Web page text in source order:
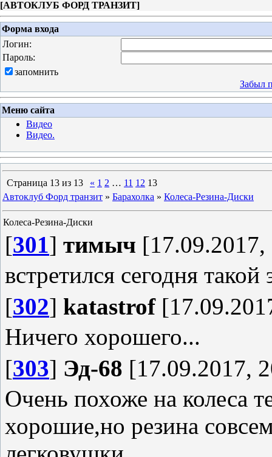
[АВТОКЛУБ ФОРД ТРАНЗИТ]
Форма входа
Логин:
Пароль:
запомнить
Забыл
Меню сайта
Видео
Видео.
Страница 13 из 13 « 1 2 … 11 12 13
Автоклуб Форд транзит » Барахолка » Колеса-Резина-Диски
Колеса-Резина-Диски
[301] тимыч
встретился сегодня такой
[302] katastrof
Ничего хорошего...
[303] Эд-68 [17.09.2017,
Очень похоже на колеса
хорошие,но резина